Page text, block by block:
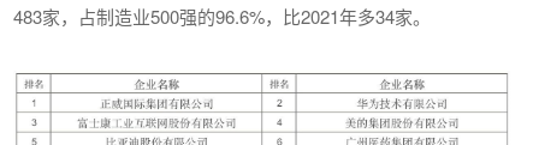
483家，占制造业500强的96.6%，比2021年多34家。